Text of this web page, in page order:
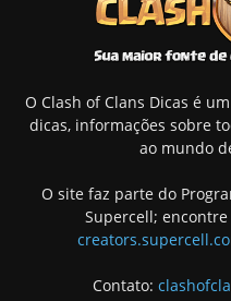
O Clash of Clans Dicas é
dicas, informações sobre
ao mundo
O site faz parte do
Supercell;
Contato: